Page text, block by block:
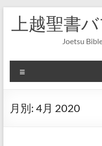
へ
上越聖書
Joetsu
ニ
ー
月別: 4月 2020